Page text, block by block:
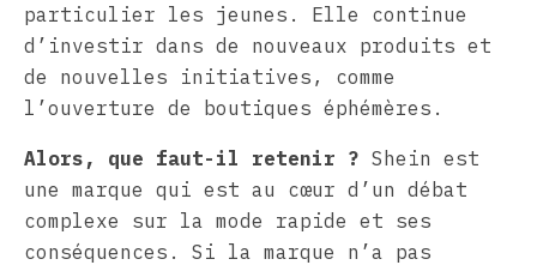
particulier les jeunes. Elle continue
d’investir dans de nouveaux produits et
de nouvelles initiatives, comme
l’ouverture de boutiques éphémères.
Alors, que faut-il retenir ? Shein est
une marque qui est au cœur d’un débat
complexe sur la mode rapide et ses
conséquences. Si la marque n’a pas